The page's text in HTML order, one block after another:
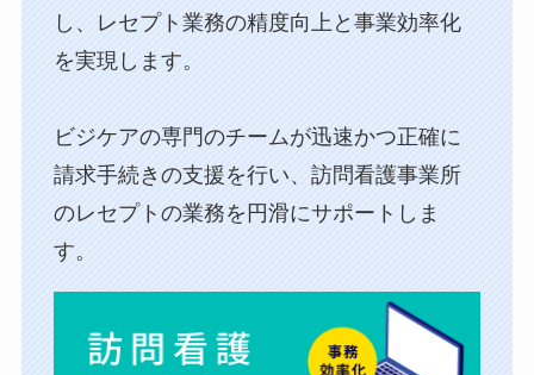
し、⁨⁩レセプト業務の精度向上と事業効率化
を実現します。
ビジケアの専門のチームが迅速かつ正確に
請求手続きの支援を行い、訪問看護事業所
のレセプトの業務を円滑にサポートしま
す。